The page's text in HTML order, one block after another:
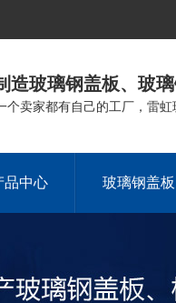
造玻璃钢盖板、玻
个卖家都有自己的工厂，雷
品中心 玻璃钢盖板